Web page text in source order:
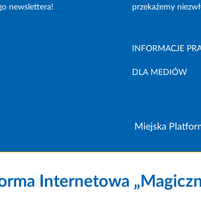
newslettera!
przekażemy
INFORMACJE
DLA MEDIÓW
Miejska
Internetowa